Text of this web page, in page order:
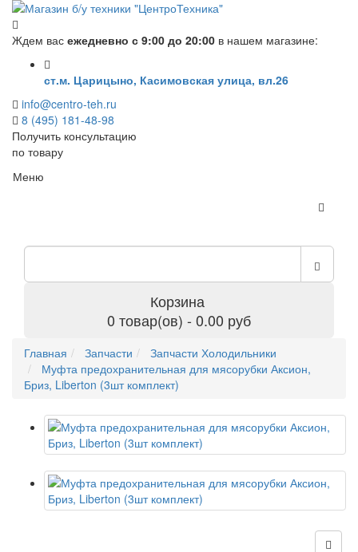
Ждем вас ежедневно с 9:00 до 20:00 в нашем магазине:
ст.м. Царицыно, Касимовская улица, вл.26
info@centro-teh.ru
8 (495) 181-48-98
Получить консультацию
по товару
Меню
Корзина
0 товар(ов) - 0.00 руб
Главная Запчасти
Запчасти Холодильники
Муфта предохранительная для мясорубки Аксион,
Бриз, Liberton (3шт комплект)